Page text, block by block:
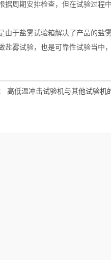
据周期安排检查，但在试验过程
于盐雾试验箱解决了产品的盐雾
盐雾试验，也是可靠性试验当中
高低温冲击试验机与其他试验机